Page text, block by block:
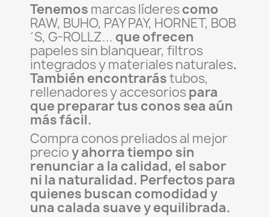
Tenemos marcas líderescomo
RAW, BUHO, PAY PAY, HORNET, BOB
´S, G-ROLLZ... que ofrecen
papeles sin blanquear, filtros
integrados y materiales naturales.
También encontrarástubos,
rellenadores y accesoriospara
que preparar tus conos sea aún
más fácil.
Compra conos preliados al mejor
precioy ahorra tiempo sin
renunciar a la calidad, el sabor
ni la naturalidad. Perfectos para
quienes buscan comodidad y
una calada suave y equilibrada.